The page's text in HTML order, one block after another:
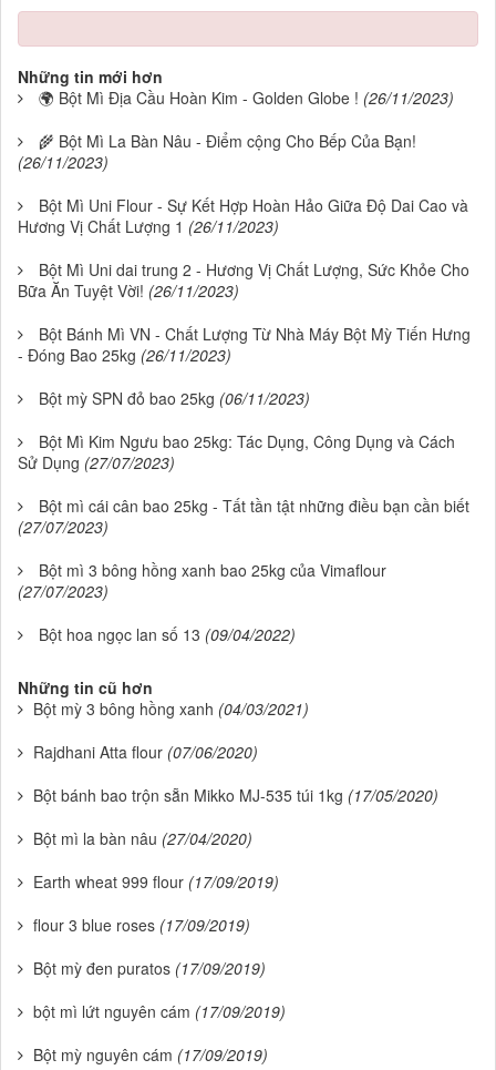
Những tin mới hơn
🌍 Bột Mì Địa Cầu Hoàn Kim - Golden Globe ! (26/11/2023)
🌾 Bột Mì La Bàn Nâu - Điểm cộng Cho Bếp Của Bạn!
(26/11/2023)
Bột Mì Uni Flour - Sự Kết Hợp Hoàn Hảo Giữa Độ Dai Cao và
Hương Vị Chất Lượng 1 (26/11/2023)
Bột Mì Uni dai trung 2 - Hương Vị Chất Lượng, Sức Khỏe Cho
Bữa Ăn Tuyệt Vời! (26/11/2023)
Bột Bánh Mì VN - Chất Lượng Từ Nhà Máy Bột Mỳ Tiến Hưng
- Đóng Bao 25kg (26/11/2023)
Bột mỳ SPN đỏ bao 25kg (06/11/2023)
Bột Mì Kim Ngưu bao 25kg: Tác Dụng, Công Dụng và Cách
Sử Dụng (27/07/2023)
Bột mì cái cân bao 25kg - Tất tần tật những điều bạn cần biết
(27/07/2023)
Bột mì 3 bông hồng xanh bao 25kg của Vimaflour
(27/07/2023)
Bột hoa ngọc lan số 13 (09/04/2022)
Những tin cũ hơn
Bột mỳ 3 bông hồng xanh (04/03/2021)
Rajdhani Atta flour (07/06/2020)
Bột bánh bao trộn sẵn Mikko MJ-535 túi 1kg (17/05/2020)
Bột mì la bàn nâu (27/04/2020)
Earth wheat 999 flour (17/09/2019)
flour 3 blue roses (17/09/2019)
Bột mỳ đen puratos (17/09/2019)
bột mì lứt nguyên cám (17/09/2019)
Bột mỳ nguyên cám (17/09/2019)